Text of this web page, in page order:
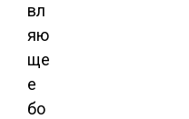
вл
яю
ще
е
бо